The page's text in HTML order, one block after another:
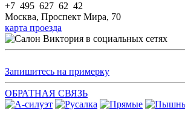
+7 495 627 62 42
Москва, Проспект Мира, 70
карта проезда
Запишитесь на примерку
ОБРАТНАЯ СВЯЗЬ